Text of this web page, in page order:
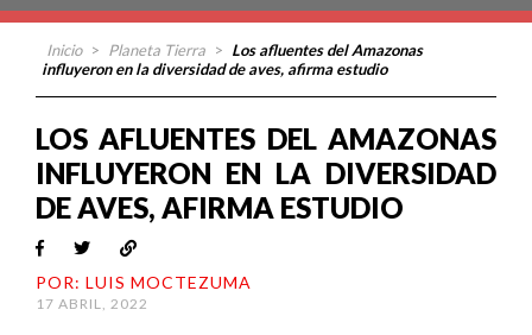
Inicio > Planeta Tierra > Los afluentes del Amazonas
influyeron en la diversidad de aves, afirma estudio
LOS AFLUENTES DEL AMAZONAS
INFLUYERON EN LA DIVERSIDAD
DE AVES, AFIRMA ESTUDIO
POR: LUIS MOCTEZUMA
17 ABRIL, 2022